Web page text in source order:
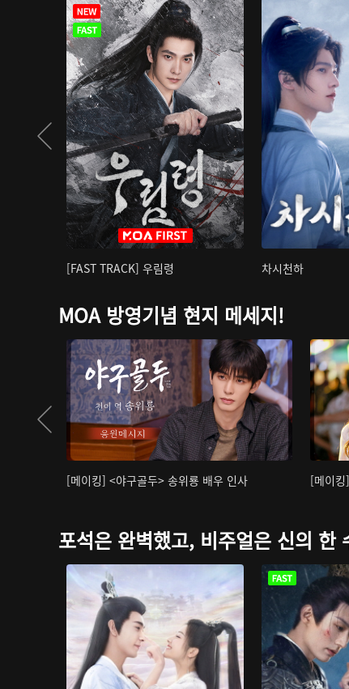
[FAST TRACK] 우림령 차시천하
MOA 방영기념 현지 메세지!
[메이킹] <야구골두> 송위룡 배우 인사 [메이
포석은 완벽했고, 비주얼은 신의 한